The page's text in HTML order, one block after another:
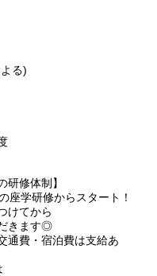
る)
研修体制】
座学研修からスタート！
けてから
きます◎
通費・宿泊費は支給あ